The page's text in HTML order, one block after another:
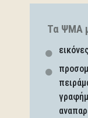
Τα ΨΜΑ